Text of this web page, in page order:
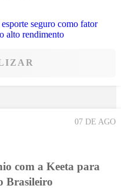
07 DE AGO
com a Keeta para
Brasileiro